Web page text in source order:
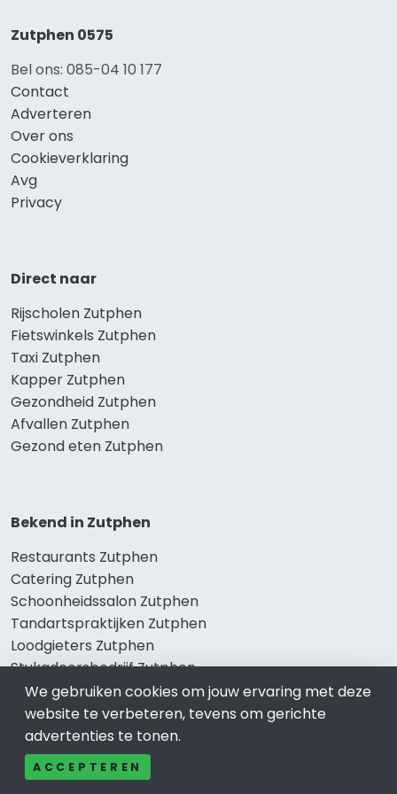
Zutphen 0575
Bel ons: 085-04 10 177
Contact
Adverteren
Over ons
Cookieverklaring
Avg
Privacy
Direct naar
Rijscholen Zutphen
Fietswinkels Zutphen
Taxi Zutphen
Kapper Zutphen
Gezondheid Zutphen
Afvallen Zutphen
Gezond eten Zutphen
Bekend in Zutphen
Restaurants Zutphen
Catering Zutphen
Schoonheidssalon Zutphen
Tandartspraktijken Zutphen
Loodgieters Zutphen
Stukadoorsbedrijf Zutphen
Verhuisbedrijf Zutphen
Wij zijn er voor
We gebruiken cookies om jouw ervaring met deze
website te verbeteren, tevens om gerichte
advertenties te tonen.
ACCEPTEREN